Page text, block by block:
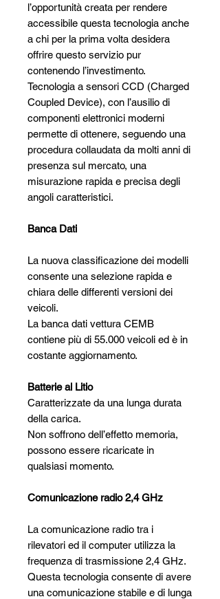
l’opportunità creata per rendere
accessibile questa tecnologia anche
a chi per la prima volta desidera
offrire questo servizio pur
contenendo l’investimento.
Tecnologia a sensori CCD (Charged
Coupled Device), con l’ausilio di
componenti elettronici moderni
permette di ottenere, seguendo una
procedura collaudata da molti anni di
presenza sul mercato, una
misurazione rapida e precisa degli
angoli caratteristici.
Banca Dati
La nuova classificazione dei modelli
consente una selezione rapida e
chiara delle differenti versioni dei
veicoli.
La banca dati vettura CEMB
contiene più di 55.000 veicoli ed è in
costante aggiornamento.
Batterie al Litio
Caratterizzate da una lunga durata
della carica.
Non soffrono dell’effetto memoria,
possono essere ricaricate in
qualsiasi momento.
Comunicazione radio 2,4 GHz
La comunicazione radio tra i
rilevatori ed il computer utilizza la
frequenza di trasmissione 2,4 GHz.
Questa tecnologia consente di avere
una comunicazione stabile e di lunga